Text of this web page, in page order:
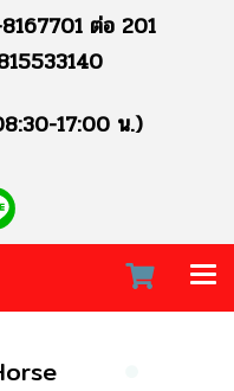
ต่อ 201
17:00 น.)